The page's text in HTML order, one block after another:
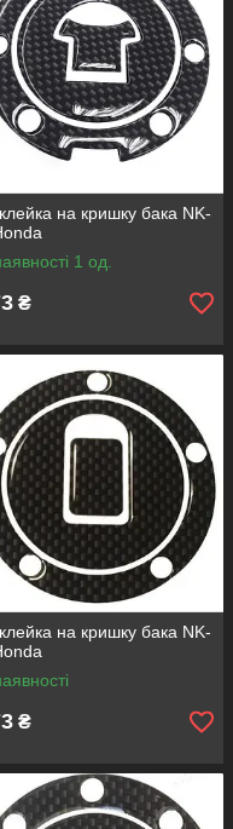
на кришку бака NK-
1 од.
₴
на кришку бака NK-
₴